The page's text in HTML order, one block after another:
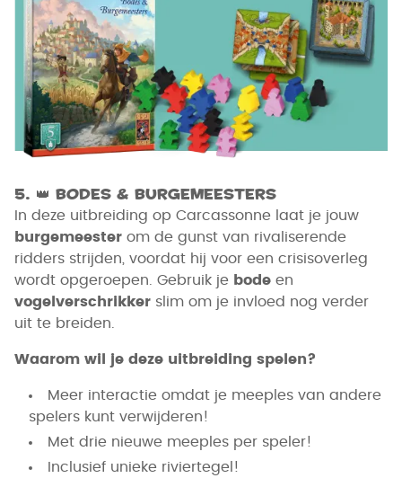
5. 👑 Bodes & Burgemeesters
In deze uitbreiding op Carcassonne laat je jouw
burgemeester om de gunst van rivaliserende
ridders strijden, voordat hij voor een crisisoverleg
wordt opgeroepen. Gebruik je
bode en
vogelverschrikker slim om je invloed nog verder
uit te breiden.
Waarom wil je deze uitbreiding spelen?
Meer interactie omdat je meeples van andere
spelers kunt verwijderen!
Met drie nieuwe meeples per speler!
Inclusief unieke riviertegel!